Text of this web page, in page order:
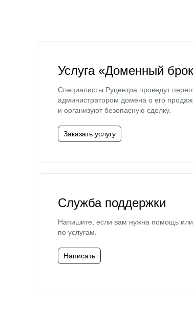
Услуга «Доменный
Специалисты Руцентра проведут
администратором домена о его
и организуют безопасную сделку.
Заказать услугу
Служба поддержки
Напишите, если вам нужна помощь или
по услугам.
Написать